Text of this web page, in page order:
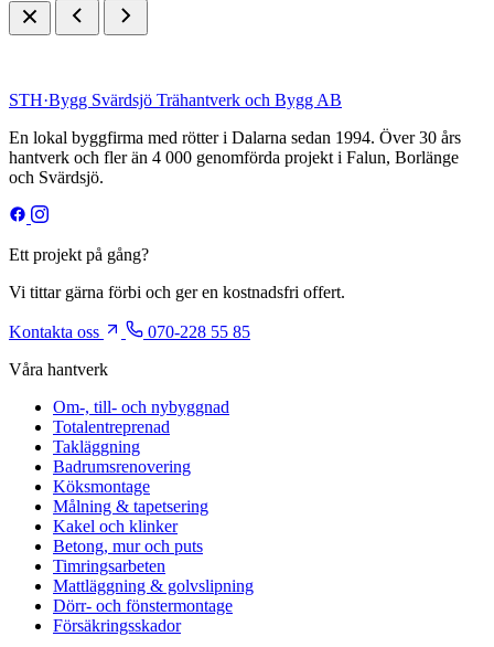
STH·Bygg Svärdsjö Trähantverk och Bygg AB
En lokal byggfirma med rötter i Dalarna sedan 1994. Över 30 års
hantverk och fler än 4 000 genomförda projekt i Falun, Borlänge
och Svärdsjö.
Ett projekt på gång?
Vi tittar gärna förbi och ger en kostnadsfri offert.
Kontakta oss
070-228 55 85
Våra hantverk
Om-, till- och nybyggnad
Totalentreprenad
Takläggning
Badrumsrenovering
Köksmontage
Målning & tapetsering
Kakel och klinker
Betong, mur och puts
Timringsarbeten
Mattläggning & golvslipning
Dörr- och fönstermontage
Försäkringsskador